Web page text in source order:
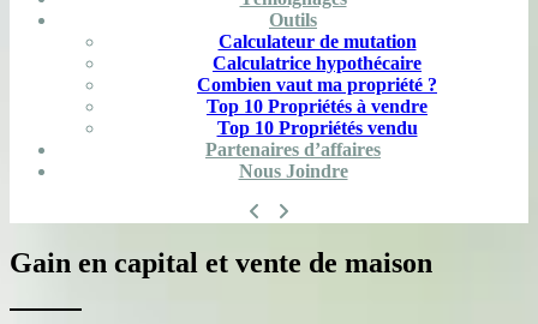
Outils
Calculateur de mutation
Calculatrice hypothécaire
Combien vaut ma propriété ?
Top 10 Propriétés à vendre
Top 10 Propriétés vendu
Partenaires d’affaires
Nous Joindre
Gain en capital et vente de maison